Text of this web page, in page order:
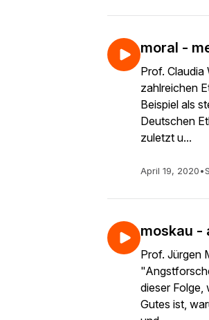
moral -
Prof. Claudia
zahlreichen
Beispiel als
Deutschen
zuletzt u...
April 19, 2020•
moskau -
Prof. Jürgen
dieser Folge,
Gutes ist,